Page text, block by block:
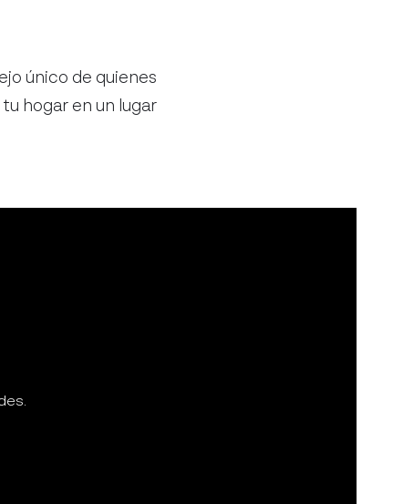
único de quienes
hogar en un lugar